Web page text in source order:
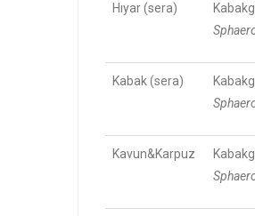
Hıyar (sera)
Kabak (sera)
Kavun&Karpuz